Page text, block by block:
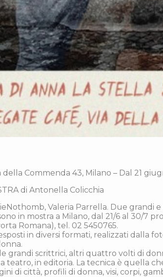
della Commenda 43, Milano – Dal 21
di Antonella Colicchia
Valeria Parrella. Due grandi
in mostra a Milano, dal 21/6 al 30/7
Romana), tel. 02 5450765.
in diversi formati, realizzati dalla
grandi scrittrici, altri quattro volti di
a teatro, in editoria. La tecnica è quella
di città, profili di donna, visi, corpi,